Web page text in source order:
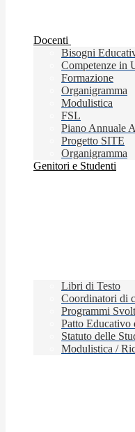
Docenti
Bisogni
Competenze in
Formazione
Organigramma
Modulistica
FSL
Piano Annuale
Progetto SITE
Organigramma
Genitori e Studenti
Libri di Testo
Coordinatori di
Programmi
Patto Educativo
Statuto delle
Modulistica /